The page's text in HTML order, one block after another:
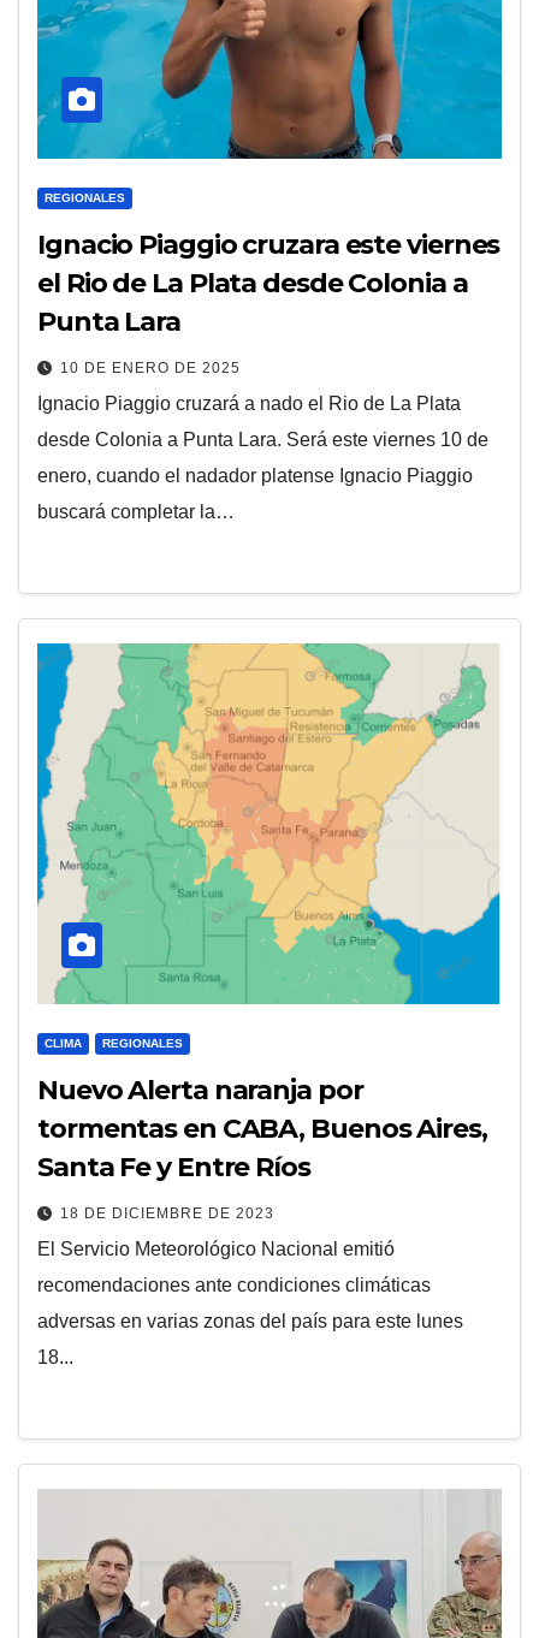
REGIONALES
Ignacio Piaggio cruzara este viernes
el Rio de La Plata desde Colonia a
Punta Lara
10 DE ENERO DE 2025
Ignacio Piaggio cruzará a nado el Rio de La Plata
desde Colonia a Punta Lara. Será este viernes 10 de
enero, cuando el nadador platense Ignacio Piaggio
buscará completar la…
CLIMA REGIONALES
Nuevo Alerta naranja por
tormentas en CABA, Buenos Aires,
Santa Fe y Entre Ríos
18 DE DICIEMBRE DE 2023
El Servicio Meteorológico Nacional emitió
recomendaciones ante condiciones climáticas
adversas en varias zonas del país para este lunes
18...